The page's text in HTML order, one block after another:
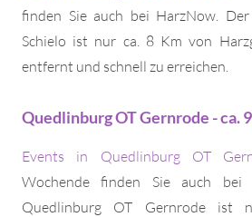
finden Sie auch bei HarzNow.
Schielo ist nur ca. 8 Km von
entfernt und schnell zu erreichen.
Quedlinburg OT Gernrode - ca.
Events in Quedlinburg OT
Wochende finden Sie auch
Quedlinburg OT Gernrode